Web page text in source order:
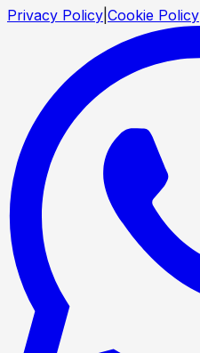
Privacy Policy Cookie Policy